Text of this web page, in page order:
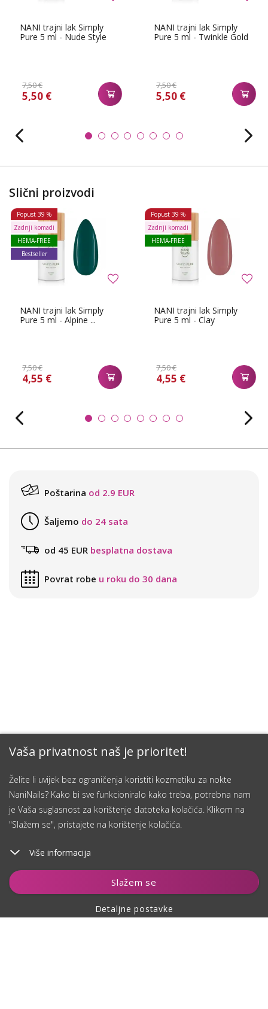
Vaša privatnost naš je prioritet!
Želite li uvijek bez ograničenja koristiti kozmetiku za nokte
NaniNails? Kako bi sve funkcioniralo kako treba, potrebna nam
je Vaša suglasnost za korištenje datoteka kolačića. Klikom na
"Slažem se", pristajete na korištenje kolačića.
Više informacija
Slažem se
Detaljne postavke
Dodaj u košaricu
NANI trajni lak Simply
Pure 5 ml - Nude Style
7,50 €
5,50 €
NANI trajni lak Simply
Pure 5 ml - Twinkle Gold
7,50 €
5,50 €
Slični proizvodi
NANI trajni lak Simply
Pure 5 ml - Alpine ...
7,50 €
4,55 €
Popust 39 %
Zadnji komadi
HEMA-FREE
Bestseller
NANI trajni lak Simply
Pure 5 ml - Clay
7,50 €
4,55 €
Popust 39 %
Zadnji komadi
HEMA-FREE
Poštarina od 2.9 EUR
Šaljemo do 24 sata
od 45 EUR besplatna dostava
Povrat robe u roku do 30 dana